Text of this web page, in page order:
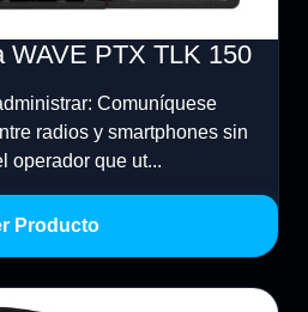
WAVE PTX TLK 150
Comuníquese
radios y smartphones sin
operador que ut...
Producto